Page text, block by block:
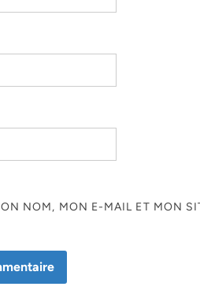
NOM, MON E-MAIL ET MON